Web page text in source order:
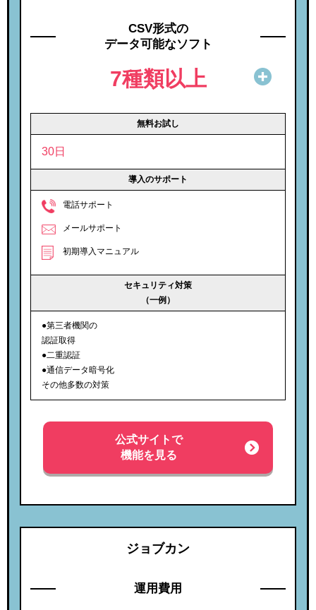
CSV形式の
データ可能なソフト
7種類以上
無料お試し
30日
導入のサポート
電話サポート
メールサポート
初期導入マニュアル
セキュリティ対策
（一例）
●第三者機関の
認証取得
●二重認証
●通信データ暗号化
その他多数の対策
公式サイトで
機能を見る
ジョブカン
運用費用